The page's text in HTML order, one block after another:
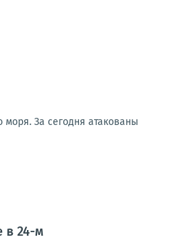
За сегодня атакованы
в 24-м